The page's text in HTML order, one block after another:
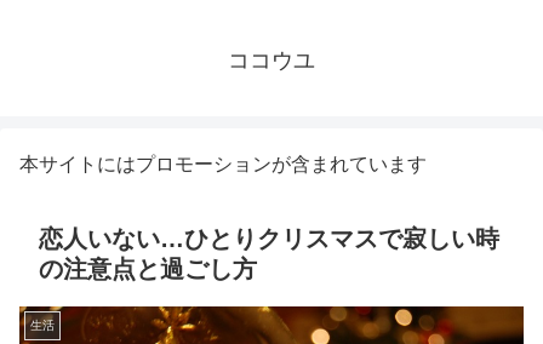
ココウユ
本サイトにはプロモーションが含まれています
恋人いない…ひとりクリスマスで寂しい時
の注意点と過ごし方
生活